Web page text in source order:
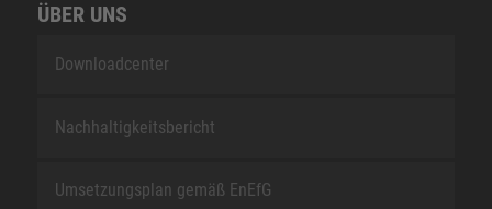
ÜBER UNS
Downloadcenter
Nachhaltigkeitsbericht
Umsetzungsplan gemäß EnEfG